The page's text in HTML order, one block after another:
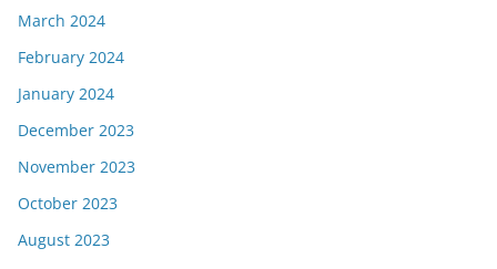
March 2024
February 2024
January 2024
December 2023
November 2023
October 2023
August 2023